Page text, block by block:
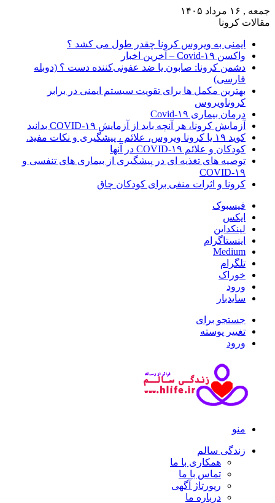
جمعه , ۱۶ مرداد ۱۴۰۵
مقالات کرونا
ایمنی به ویروس کرونا چقدر طول می کشد ؟
واکسن Covid-۱۹ – آخرین اخبار
دشمن کرونا: صابون یا ضد عفونی‌کننده دست ؟ (دوبله
فارسی)
بهترین مکمل ها برای تقویت سیستم ایمنی در برابر
کروناویروس
درمان بیماری Covid-۱۹
آزمایش کرونا، هر آنچه باید از آزمایش COVID-۱۹ بدانید
کوید ۱۹ یا کرونا ویروس، علائم ، پیشگیری و نکات مفید.
کودکان و علائم COVID-۱۹ در آنها
توصیه های تغذیه ای در پیشگیری از بیماری های تنفسی و
COVID-۱۹
کرونا و اثرات منفی برای کودکان چاق
فیسبوک
ایکس
لینکداین
اینستاگرام
Medium
تلگرام
خوراک
ورود
سایدبار
جستجو برای
تغییر پوسته
ورود
منو
زندگی سالم
همکاری با ما
تماس با ما
رپورتاژ آگهی
درباره ما